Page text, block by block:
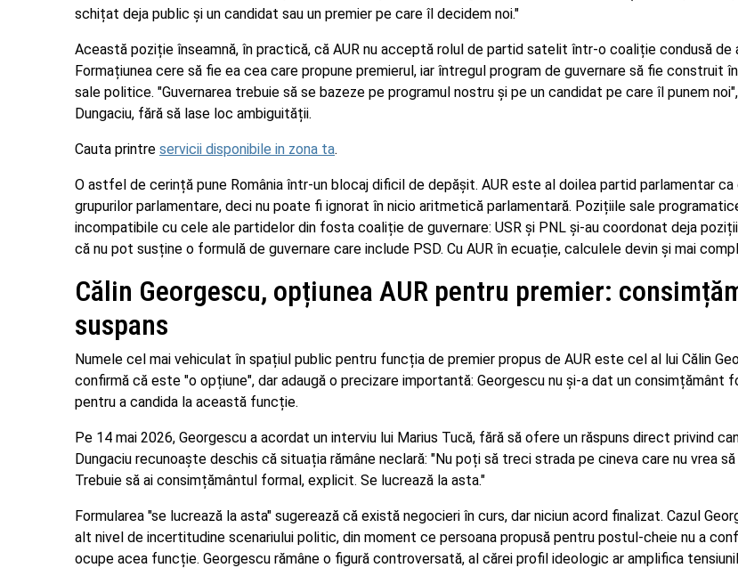
schițat deja public și un candidat sau un premier pe care îl decidem noi."
Această poziție înseamnă, în practică, că AUR nu acceptă rolul de partid satelit într-o coaliție condusă de
Formațiunea cere să fie ea cea care propune premierul, iar întregul program de guvernare să fie construit
sale politice. "Guvernarea trebuie să se bazeze pe programul nostru și pe un candidat pe care îl punem
Dungaciu, fără să lase loc ambiguității.
Cauta printre servicii disponibile in zona ta.
O astfel de cerință pune România într-un blocaj dificil de depășit. AUR este al doilea partid parlamentar ca
grupurilor parlamentare, deci nu poate fi ignorat în nicio aritmetică parlamentară. Pozițiile sale
incompatibile cu cele ale partidelor din fosta coaliție de guvernare: USR și PNL și-au coordonat deja
că nu pot susține o formulă de guvernare care include PSD. Cu AUR în ecuație, calculele devin și mai
Călin Georgescu, opțiunea AUR pentru premier:
suspans
Numele cel mai vehiculat în spațiul public pentru funcția de premier propus de AUR este cel al lui Călin
confirmă că este "o opțiune", dar adaugă o precizare importantă: Georgescu nu și-a dat un consimțământ
pentru a candida la această funcție.
Pe 14 mai 2026, Georgescu a acordat un interviu lui Marius Tucă, fără să ofere un răspuns direct privind
Dungaciu recunoaște deschis că situația rămâne neclară: "Nu poți să treci strada pe cineva care nu vrea
Trebuie să ai consimțământul formal, explicit. Se lucrează la asta."
Formularea "se lucrează la asta" sugerează că există negocieri în curs, dar niciun acord finalizat. Cazul
alt nivel de incertitudine scenariului politic, din moment ce persoana propusă pentru postul-cheie nu a
ocupe acea funcție. Georgescu rămâne o figură controversată, al cărei profil ideologic ar amplifica